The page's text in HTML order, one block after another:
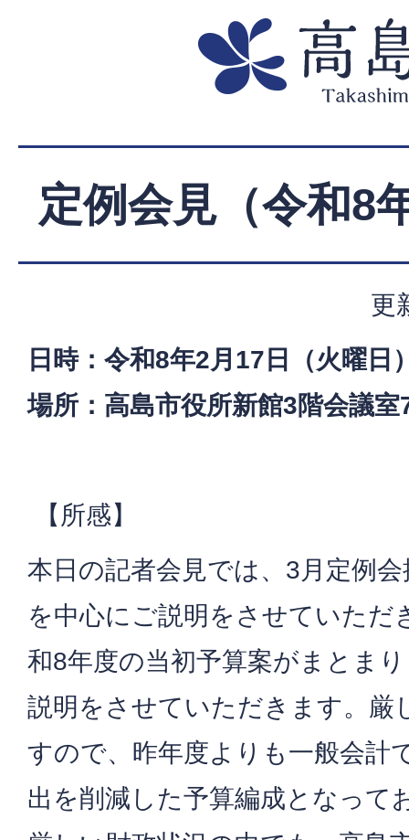
定例会見（令和8
更
日時：令和8年2月17日（火曜日
場所：高島市役所新館3階会議室
【所感】
本日の記者会見では、3月定例
を中心にご説明をさせていただ
和8年度の当初予算案がまとま
説明をさせていただきます。厳
すので、昨年度よりも一般会計
出を削減した予算編成となって